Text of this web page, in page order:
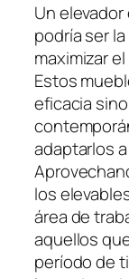
Un
podría ser
maximizar
Estos
eficacia
adaptarlos
los
área de
aquellos
período de